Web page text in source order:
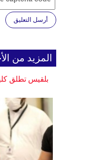
أرسل التعليق
المزيد من
بلقيس تطلق